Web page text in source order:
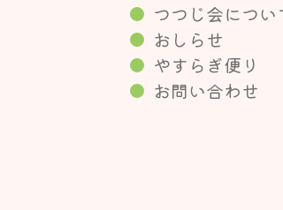
つつじ会につい
おしらせ
やすらぎ便り
お問い合わせ